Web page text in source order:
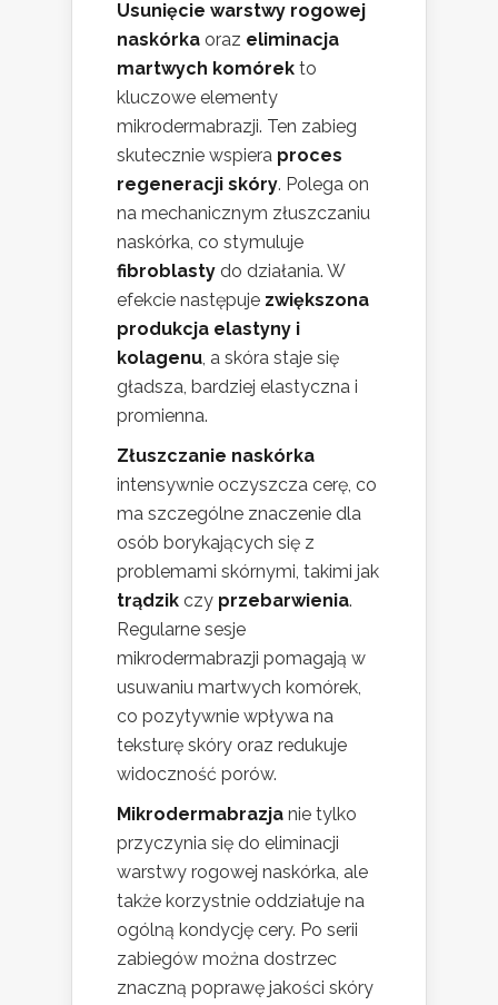
Usunięcie warstwy rogowej
naskórka oraz eliminacja
martwych komórek to
kluczowe elementy
mikrodermabrazji. Ten zabieg
skutecznie wspiera proces
regeneracji skóry. Polega on
na mechanicznym złuszczaniu
naskórka, co stymuluje
fibroblasty do działania. W
efekcie następuje zwiększona
produkcja elastyny i
kolagenu, a skóra staje się
gładsza, bardziej elastyczna i
promienna.
Złuszczanie naskórka
intensywnie oczyszcza cerę, co
ma szczególne znaczenie dla
osób borykających się z
problemami skórnymi, takimi jak
trądzik czy przebarwienia.
Regularne sesje
mikrodermabrazji pomagają w
usuwaniu martwych komórek,
co pozytywnie wpływa na
teksturę skóry oraz redukuje
widoczność porów.
Mikrodermabrazja nie tylko
przyczynia się do eliminacji
warstwy rogowej naskórka, ale
także korzystnie oddziałuje na
ogólną kondycję cery. Po serii
zabiegów można dostrzec
znaczną poprawę jakości skóry